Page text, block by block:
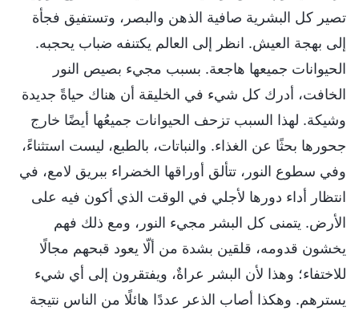
تصير كل البشرية صافية الذهن والبصر، وتستفيق فجأة
إلى بهجة العيش. انظر إلى العالم يكتنفه ضباب يحجبه.
الحيوانات جميعها هاجعة. بسبب مجيء بصيص النور
الخافت، أدرك كل شيء في الخليقة أن هناك حياةً جديدة
وشيكة. لهذا السبب تزحف الحيوانات جميعُها أيضًا خارج
جحورها بحثًا عن الغذاء. والنباتات، بالطبع، ليست استثناءً،
وفي سطوع النور، تتألق أوراقها الخضراء ببريق لامع، في
انتظار أداء دورها لأجلي في الوقت الذي أكون فيه على
الأرض. يتمنى كل البشر مجيء النور، ومع ذلك فهم
يخشون قدومه، قلقين بشدة من ألّا يعود قبحهم مجالًا
للاختفاء؛ وهذا لأن البشر عراةٌ، ويفتقرون إلى أي شيء
يسترهم. وهكذا أصاب الذعر عددًا هائلًا من الناس نتيجة